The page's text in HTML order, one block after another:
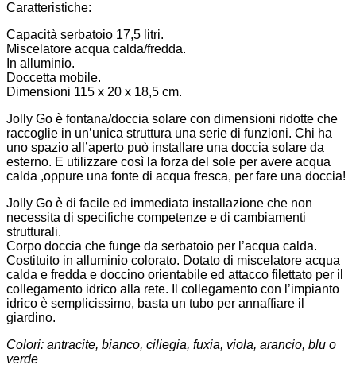
Caratteristiche:
Capacità serbatoio 17,5 litri.
Miscelatore acqua calda/fredda.
In alluminio.
Doccetta mobile.
Dimensioni 115 x 20 x 18,5 cm.
Jolly Go è fontana/doccia solare con dimensioni ridotte che
raccoglie in un’unica struttura una serie di funzioni. Chi ha
uno spazio all’aperto può installare una doccia solare da
esterno. E utilizzare così la forza del sole per avere acqua
calda ,oppure una fonte di acqua fresca, per fare una doccia!
Jolly Go è di facile ed immediata installazione che non
necessita di specifiche competenze e di cambiamenti
strutturali.
Corpo doccia che funge da serbatoio per l’acqua calda.
Costituito in alluminio colorato. Dotato di miscelatore acqua
calda e fredda e doccino orientabile ed attacco filettato per il
collegamento idrico alla rete. Il collegamento con l’impianto
idrico è semplicissimo, basta un tubo per annaffiare il
giardino.
Colori: antracite, bianco, ciliegia, fuxia, viola, arancio, blu o
verde